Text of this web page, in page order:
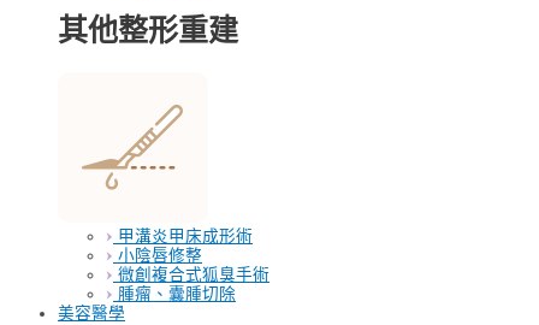
其他整形重建
甲溝炎甲床成形術
小陰唇修整
微創複合式狐臭手術
腫瘤、囊腫切除
美容醫學